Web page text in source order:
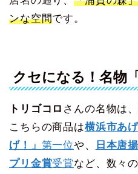
ンな空間です。
クセになる！名物
トリゴコロ さんの名物は
こちらの商品は横浜市あ
げ！」 第一位や、
日本唐
プリ金賞受賞など、数々